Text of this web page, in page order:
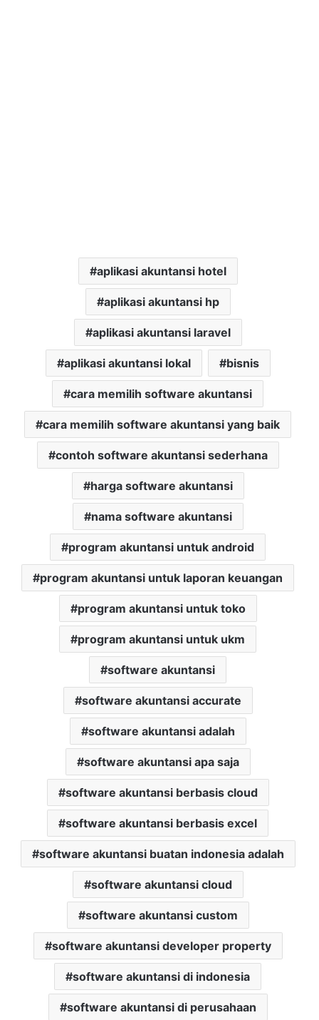
aplikasi akuntansi hotel
aplikasi akuntansi hp
aplikasi akuntansi laravel
aplikasi akuntansi lokal bisnis
cara memilih software akuntansi
cara memilih software akuntansi yang baik
contoh software akuntansi sederhana
harga software akuntansi
nama software akuntansi
program akuntansi untuk android
program akuntansi untuk laporan keuangan
program akuntansi untuk toko
program akuntansi untuk ukm
software akuntansi
software akuntansi accurate
software akuntansi adalah
software akuntansi apa saja
software akuntansi berbasis cloud
software akuntansi berbasis excel
software akuntansi buatan indonesia adalah
software akuntansi cloud
software akuntansi custom
software akuntansi developer property
software akuntansi di indonesia
software akuntansi di perusahaan